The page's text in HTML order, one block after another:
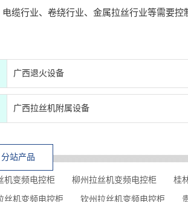
电缆行业、卷绕行业、金属拉丝行业等需要控
广西退火设备
广西拉丝机附属设备
分站产品
机变频电控柜 柳州拉丝机变频电控柜 桂
丝机变频电控柜 钦州拉丝机变频电控柜